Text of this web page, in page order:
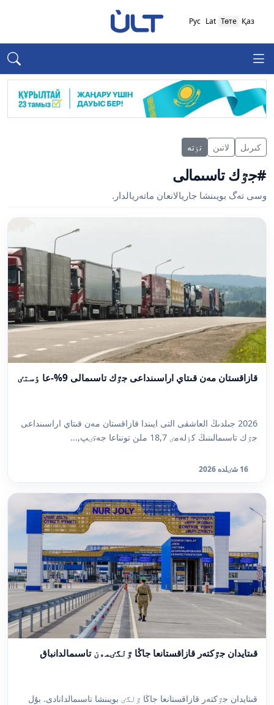
Қаз
Төте
Lat
Рус
كىرىل لاتىن تٶتە
#جٷك تاسىمالى
وسى تەگ بويىنشا جاريالانعان ماتەريالدار.
قازاقستان مەن قىتاي اراسىنداعى جٷك تاسىمالى 9%-عا ٶستٸ
2026 جىلدىڭ العاشقى التى ايىندا قازاقستان مەن قىتاي اراسىنداعى
جٷك تاسىمالىنىڭ كٶلەمٸ 18,7 ملن تونناعا جەتٸپ,...
16 شٸلدە 2026
قىتايدان جٷكتەر قازاقستانعا جاڭا ٷلگٸمەن تاسىمالدانباق
قىتايدان جٷكتەر قازاقستانعا جاڭا ٷلگٸ بويىنشا تاسىمالدانادى. بۇل